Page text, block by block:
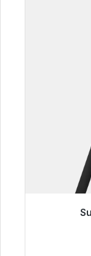
Pronto